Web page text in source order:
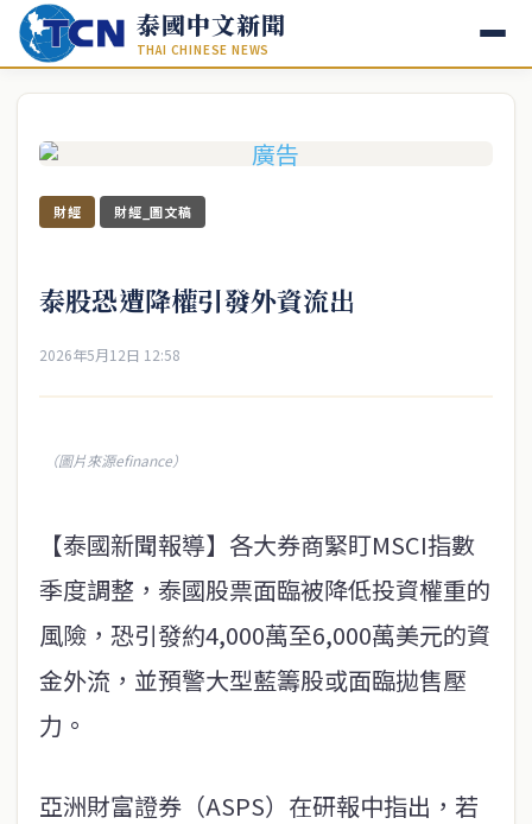
泰國中文新聞
THAI CHINESE NEWS
財經 財經_圖文稿
泰股恐遭降權引發外資流出
2026年5月12日 12:58
（圖片來源efinance）
【泰國新聞報導】各大券商緊盯MSCI指數
季度調整，泰國股票面臨被降低投資權重的
風險，恐引發約4,000萬至6,000萬美元的資
金外流，並預警大型藍籌股或面臨拋售壓
力。
亞洲財富證券（ASPS）在研報中指出，若